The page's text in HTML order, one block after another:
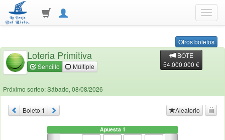
Otros boletos
Loteria Primitiva
BOTE
54.000.000 €
Sencillo Múltiple
Próximo sorteo: Sábado, 08/08/2026
Boleto 1 Aleatorio
Apuesta 1